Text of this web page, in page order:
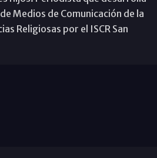
Medios de Comunicación de la
Religiosas por el ISCR San